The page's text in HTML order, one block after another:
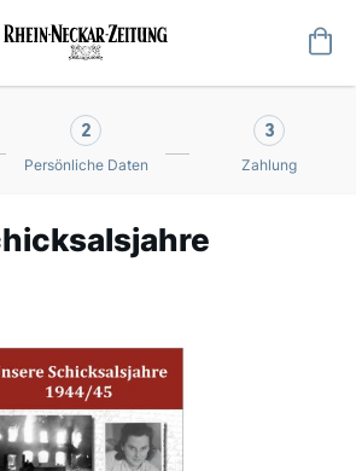
2
Persönliche Daten
3
Zahlung